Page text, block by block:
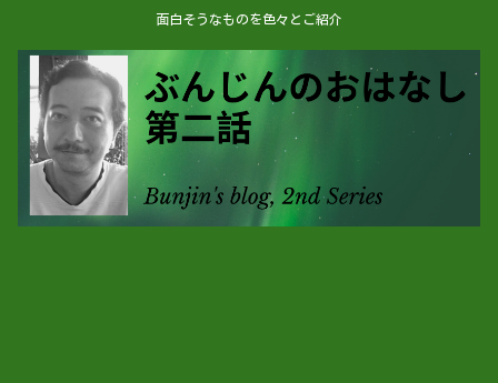
面白そうなものを色々とご紹介